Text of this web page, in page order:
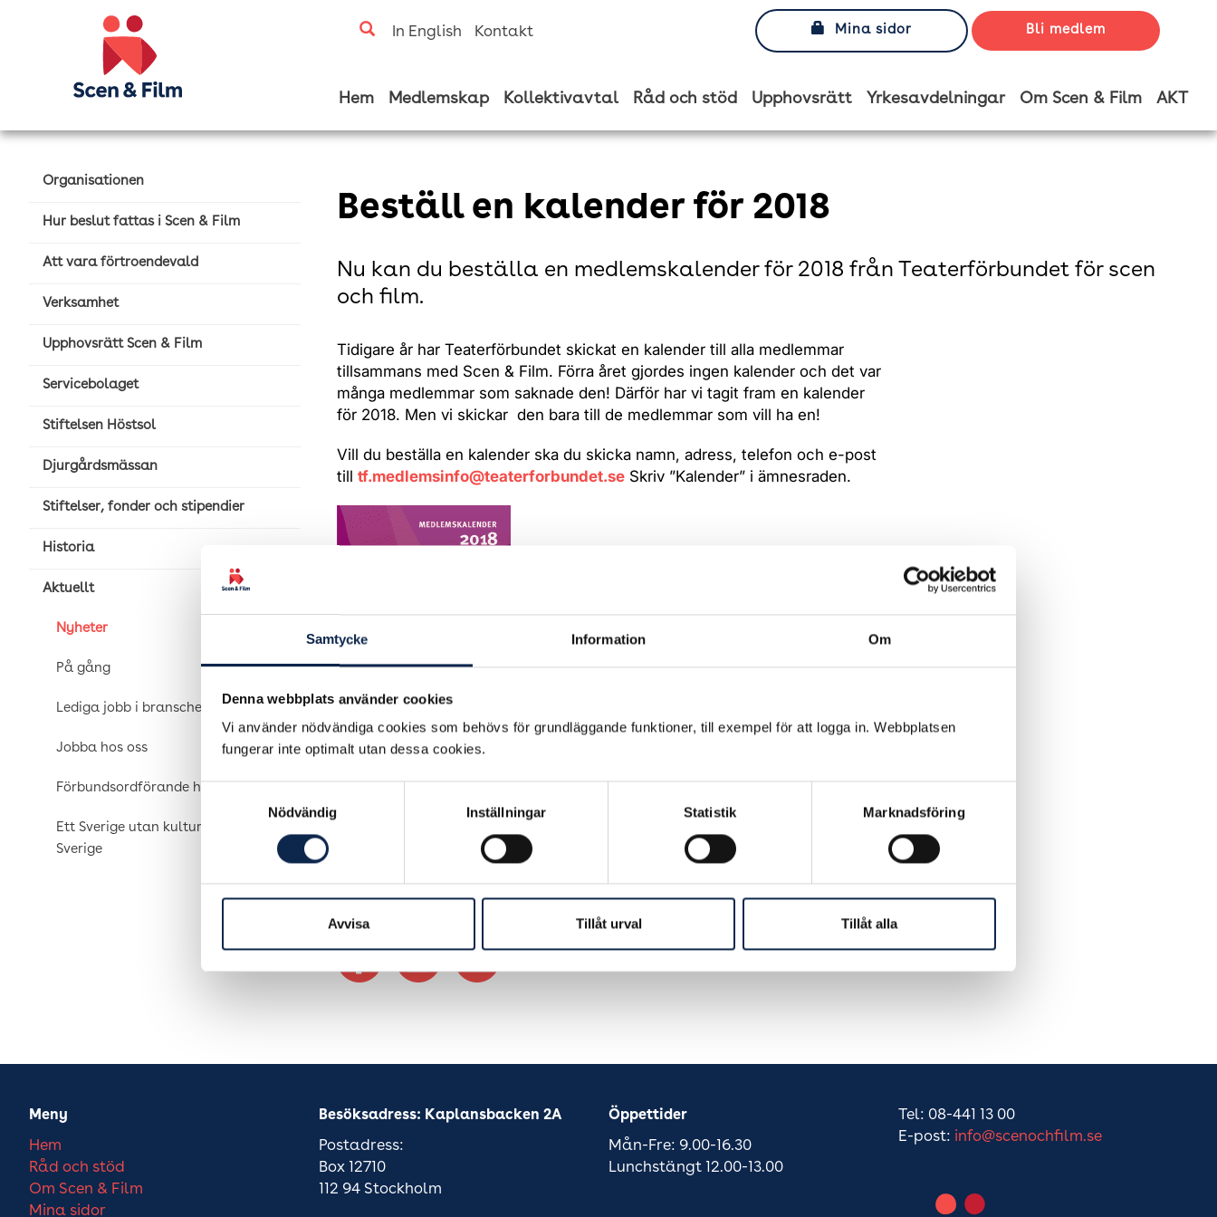
Samtycke Information Om
Denna webbplats använder cookies
Vi använder nödvändiga cookies som behövs för grundläggande funktioner, till exempel för att logga in. Webbplatsen
fungerar inte optimalt utan dessa cookies.
Nödvändig
Inställningar Statistik Marknadsföring
Avvisa Tillåt urval Tillåt alla
In English Kontakt Mina sidor Bli medlem
Hem Medlemskap Kollektivavtal Råd och stöd Upphovsrätt Yrkesavdelningar Om Scen & Film AKT
Organisationen
Hur beslut fattas i Scen & Film
Att vara förtroendevald
Verksamhet
Upphovsrätt Scen & Film
Servicebolaget
Stiftelsen Höstsol
Djurgårdsmässan
Stiftelser, fonder och stipendier
Historia
Aktuellt
Nyheter
På gång
Lediga jobb i branschen
Jobba hos oss
Förbundsordförande har ordet
Ett Sverige utan kultur är ett tyst
Sverige
Beställ en kalender för 2018
Nu kan du beställa en medlemskalender för 2018 från Teaterförbundet för scen
och film.
Tidigare år har Teaterförbundet skickat en kalender till alla medlemmar
tillsammans med Scen & Film. Förra året gjordes ingen kalender och det var
många medlemmar som saknade den! Därför har vi tagit fram en kalender
för 2018. Men vi skickar den bara till de medlemmar som vill ha en!
Vill du beställa en kalender ska du skicka namn, adress, telefon och e-post
till tf.medlemsinfo@teaterforbundet.se Skriv ”Kalender” i ämnesraden.
2017-11-07
Meny
Hem
Råd och stöd
Om Scen & Film
Mina sidor
Besöksadress: Kaplansbacken 2A
Postadress:
Box 12710
112 94 Stockholm
Öppettider
Mån-Fre: 9.00-16.30
Lunchstängt 12.00-13.00
Tel: 08-441 13 00
E-post: info@scenochfilm.se